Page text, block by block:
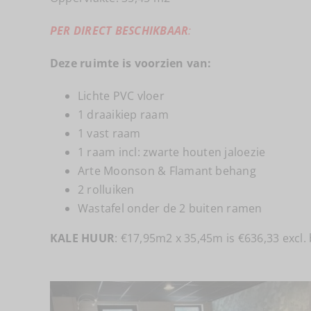
PER DIRECT BESCHIKBAAR:
Deze ruimte is voorzien van:
Lichte PVC vloer
1 draaikiep raam
1 vast raam
1 raam incl: zwarte houten jaloezie
Arte Moonson & Flamant behang
2 rolluiken
Wastafel onder de 2 buiten ramen
KALE HUUR: €17,95m2 x 35,45m is €636,33 excl.